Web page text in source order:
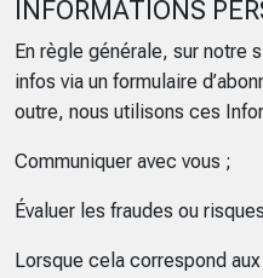
INFORMATIONS
En règle générale, sur notre
infos via un formulaire
outre, nous utilisons ces
Communiquer avec vous ;
Évaluer les fraudes ou
Lorsque cela correspond